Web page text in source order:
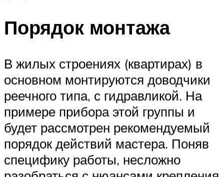
Порядок монтажа
В жилых строениях (квартирах) в
основном монтируются доводчики
реечного типа, с гидравликой. На
примере прибора этой группы и
будет рассмотрен рекомендуемый
порядок действий мастера. Поняв
специфику работы, несложно